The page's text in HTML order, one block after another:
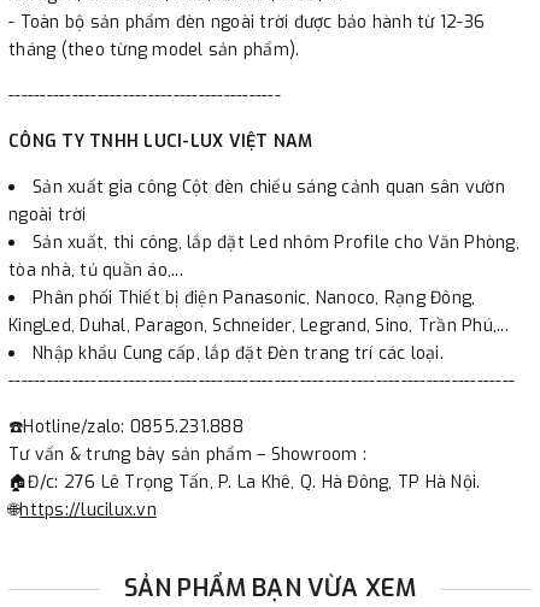
- Toàn bộ sản phẩm đèn ngoài trời được bảo hành từ 12-36
tháng (theo từng model sản phẩm).
-------------------------------------------
CÔNG TY TNHH LUCI-LUX VIỆT NAM
Sản xuất gia công Cột đèn chiếu sáng cảnh quan sân vườn
ngoài trời
Sản xuất, thi công, lắp đặt Led nhôm Profile cho Văn Phòng,
tòa nhà, tủ quần áo,...
Phân phối Thiết bị điện Panasonic, Nanoco, Rạng Đông,
KingLed, Duhal, Paragon, Schneider, Legrand, Sino, Trần Phú,...
Nhập khẩu Cung cấp, lắp đặt Đèn trang trí các loại.
--------------------------------------------------------------------------------
☎️Hotline/zalo: 0855.231.888
Tư vấn & trưng bày sản phẩm – Showroom :
🏠Đ/c: 276 Lê Trọng Tấn, P. La Khê, Q. Hà Đông, TP Hà Nội.
🌐https://lucilux.vn
SẢN PHẨM BẠN VỪA XEM